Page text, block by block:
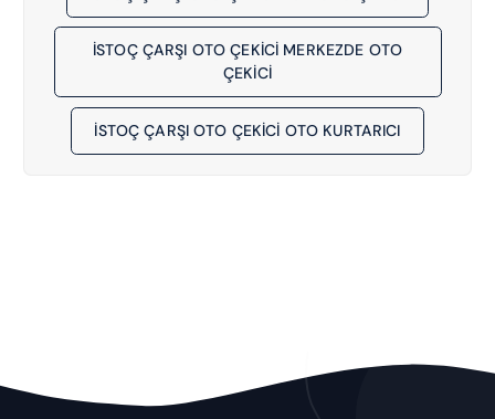
İSTOÇ ÇARŞI OTO ÇEKİCİ MERKEZDE OTO
ÇEKICI
İSTOÇ ÇARŞI OTO ÇEKİCİ OTO KURTARICI